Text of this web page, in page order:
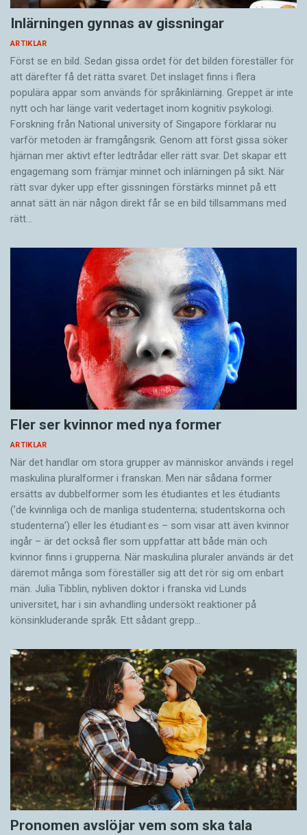
Inlärningen gynnas av gissningar
ARTIKLAR
Först se en bild. Sedan gissa ordet för det bilden föreställer för
att därefter få det rätta svaret. Det inslaget finns i flera
populära appar som används för språkinlärning. Greppet är inte
nytt och har länge varit vedertaget inom kognitiv psykologi.
Forskning från National university of Singa­pore förklarar nu
varför metoden är framgångsrik. Genom att först gissa ­söker
hjärnan mer aktivt ­efter ledtrådar eller rätt svar. Det skapar ett
engagemang som främjar minnet och inlärningen på sikt. När
rätt svar dyker upp efter gissningen förstärks minnet på ett
annat sätt än när någon direkt får se en bild tillsammans med
rätt…
Fler ser kvinnor med nya former
ARTIKLAR
När det handlar om stora grupper av människor används i regel
maskulina pluralformer i franskan. Men när sådana ­former
ersätts av dubbel­former som les étudiantes et les étudiants
(’de kvinnliga och de manliga studenterna; studentskorna och
studenterna’) eller les étudiant·es – som visar att även kvinnor
ingår – är det också fler som uppfattar att både män och
kvinnor finns i grupperna. När maskulina pluraler används är det
där­emot många som föreställer sig att det rör sig om enbart
män. Julia Tibblin, nybliven doktor i franska vid Lunds
universitet, har i sin avhandling undersökt reaktioner på
könsinkluderande språk. Ett sådant grepp…
Pronomen avslöjar vem som ska tala